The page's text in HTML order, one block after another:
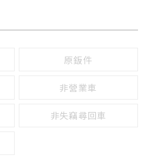
有
原鈑件
非營業車
非失竊尋回車